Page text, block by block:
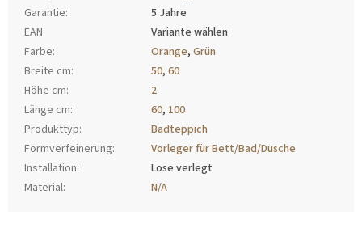
Garantie:
5 Jahre
EAN:
Variante wählen
Farbe: Orange, Grün
Breite cm: 50, 60
Höhe cm:
2
Länge cm: 60, 100
Produkttyp:
Badteppich
Formverfeinerung:
Vorleger für Bett/Bad/Dusche
Installation:
Lose verlegt
Material:
N/A